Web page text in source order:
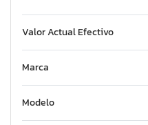
Valor Actual Efectivo
Marca
Modelo